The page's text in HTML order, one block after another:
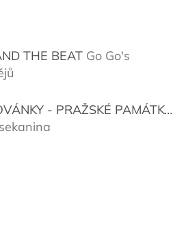
THE BEAT Go Go's
je 5 z 5 hvězdiček.
VYSTŘIHOVÁNKY - PRAŽSKÉ PAMÁTKY
je 5 z 5 hvězdiček.